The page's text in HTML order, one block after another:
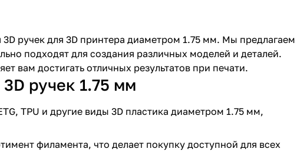
ручек для 3D принтера диаметром 1.75 мм. Мы предлагаем
подходят для создания различных моделей и деталей.
вам достигать отличных результатов при печати.
ручек 1.75 мм
TPU и другие виды 3D пластика диаметром 1.75 мм,
филамента, что делает покупку доступной для всех